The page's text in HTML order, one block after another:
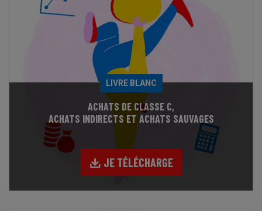
LIVRE BLANC
ACHATS DE CLASSE C,
ACHATS INDIRECTS ET ACHATS SAUVAGES
JE TÉLÉCHARGE